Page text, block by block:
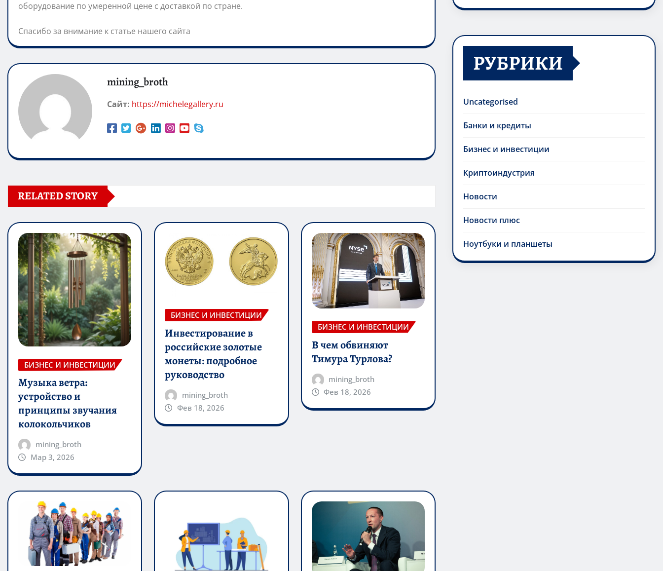
оборудование по умеренной цене с доставкой по стране.
Спасибо за внимание к статье нашего сайта
mining_broth
Сайт: https://michelegallery.ru
RELATED STORY
БИЗНЕС И ИНВЕСТИЦИИ
Музыка ветра:
устройство и
принципы звучания
колокольчиков
mining_broth
Мар 3, 2026
БИЗНЕС И ИНВЕСТИЦИИ
Инвестирование в
российские золотые
монеты: подробное
руководство
mining_broth
Фев 18, 2026
БИЗНЕС И ИНВЕСТИЦИИ
В чем обвиняют
Тимура Турлова?
mining_broth
Фев 18, 2026
РУБРИКИ
Uncategorised
Банки и кредиты
Бизнес и инвестиции
Криптоиндустрия
Новости
Новости плюс
Ноутбуки и планшеты